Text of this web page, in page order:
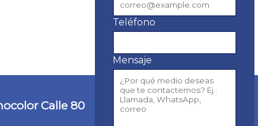
Calle 80
Teléfono
Mensaje